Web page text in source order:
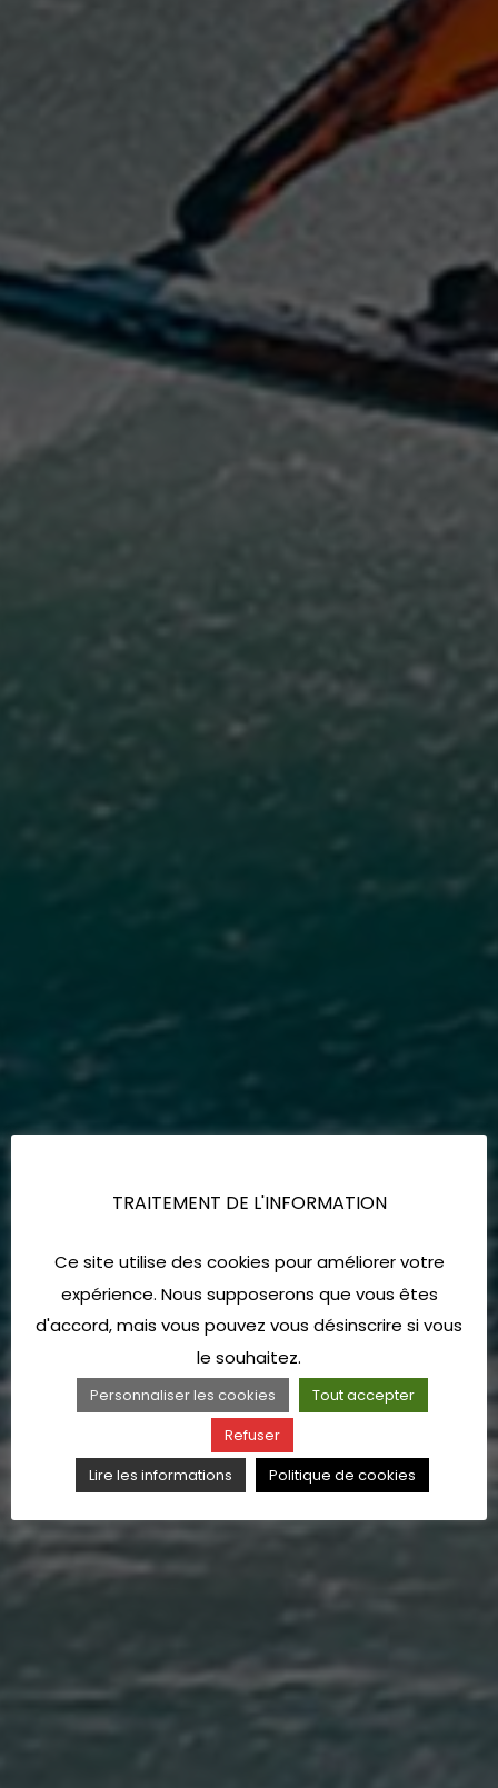
TRAITEMENT DE L'INFORMATION
Ce site utilise des cookies pour améliorer votre
expérience. Nous supposerons que vous êtes
d'accord, mais vous pouvez vous désinscrire si vous
le souhaitez.
Personnaliser les cookies
Tout accepter
Refuser
Lire les informations
Politique de cookies